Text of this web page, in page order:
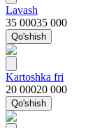
Lavash
35 00035 000
Qo'shish
Kartoshka fri
20 00020 000
Qo'shish